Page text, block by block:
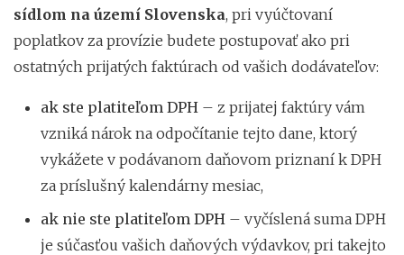
sídlom na území Slovenska, pri vyúčtovaní
poplatkov za provízie budete postupovať ako pri
ostatných prijatých faktúrach od vašich dodávateľov:
ak ste platiteľom DPH – z prijatej faktúry vám
vzniká nárok na odpočítanie tejto dane, ktorý
vykážete v podávanom daňovom priznaní k DPH
za príslušný kalendárny mesiac,
ak nie ste platiteľom DPH – vyčíslená suma DPH
je súčasťou vašich daňových výdavkov, pri takejto